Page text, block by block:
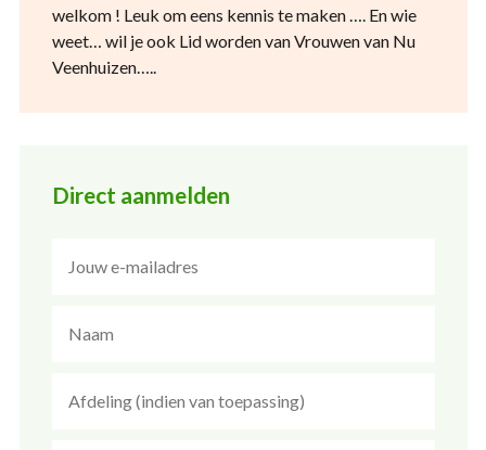
welkom ! Leuk om eens kennis te maken …. En wie
weet… wil je ook Lid worden van Vrouwen van Nu
Veenhuizen…..
Direct aanmelden